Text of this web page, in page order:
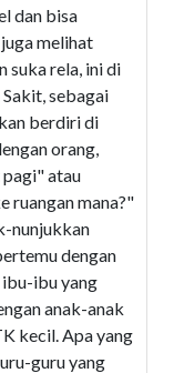
dan bisa
melihat
suka rela, ini di
sebagai
berdiri di
orang,
pagi" atau
ruangan mana?"
nunjukkan
dengan
ibu-ibu yang
anak-anak
kecil. Apa yang
guru yang